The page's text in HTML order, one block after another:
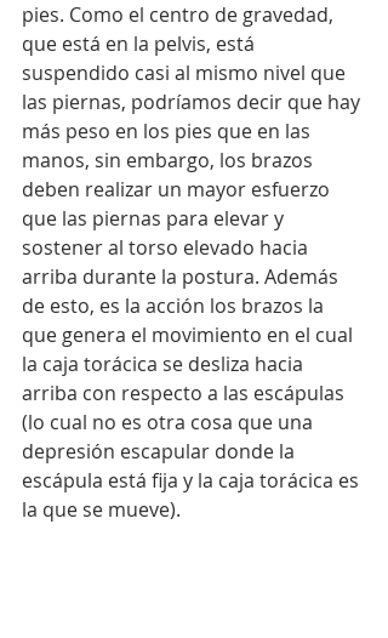
pies. Como el centro de gravedad,
que está en la pelvis, está
suspendido casi al mismo nivel que
las piernas, podríamos decir que hay
más peso en los pies que en las
manos, sin embargo, los brazos
deben realizar un mayor esfuerzo
que las piernas para elevar y
sostener al torso elevado hacia
arriba durante la postura. Además
de esto, es la acción los brazos la
que genera el movimiento en el cual
la caja torácica se desliza hacia
arriba con respecto a las escápulas
(lo cual no es otra cosa que una
depresión escapular donde la
escápula está fija y la caja torácica es
la que se mueve).